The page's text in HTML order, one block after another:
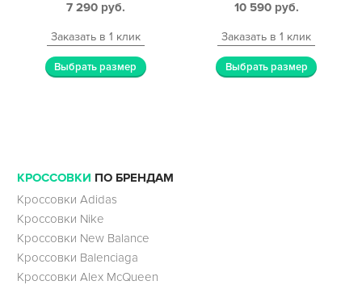
7 290 руб.
Заказать в 1 клик
Выбрать размер
10 590 руб.
Заказать в 1 клик
Выбрать размер
КРОССОВКИ ПО БРЕНДАМ
Кроссовки Adidas
Кроссовки Nike
Кроссовки New Balance
Кроссовки Balenciaga
Кроссовки Alex McQueen